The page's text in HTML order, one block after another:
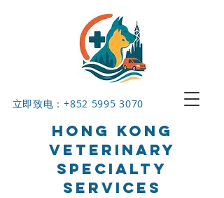
立即致电：+852 5995 3070
HONG KONG
VETERINARY
SPECIALTY
SERVICES